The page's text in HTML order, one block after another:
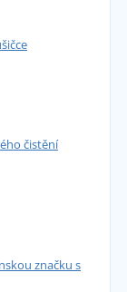
čistění
značku s